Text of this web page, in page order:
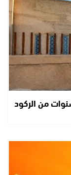
من الركود